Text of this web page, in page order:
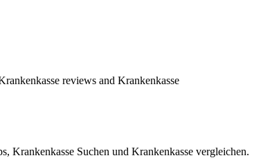
reviews and Krankenkasse
Krankenkasse Suchen und Krankenkasse vergleichen.